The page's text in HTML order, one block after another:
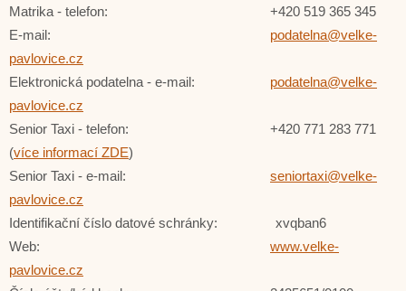
Matrika - telefon:
+420 519 365 345
E-mail:
podatelna@velke-
pavlovice.cz
Elektronická podatelna - e-mail:
podatelna@velke-
pavlovice.cz
Senior Taxi - telefon:
+420 771 283 771
(více informací ZDE)
Senior Taxi - e-mail:
seniortaxi@velke-
pavlovice.cz
Identifikační číslo datové schránky: xvqban6
Web:
www.velke-
pavlovice.cz